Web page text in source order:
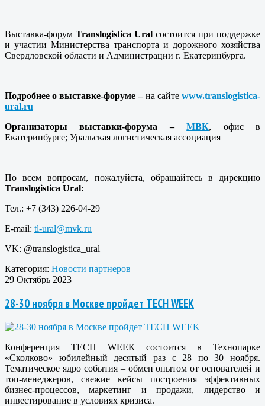
Выставка-форум Translogistica Ural состоится при поддержке
и участии Министерства транспорта и дорожного хозяйства
Свердловской области и Администрации г. Екатеринбурга.
Подробнее о выставке-форуме –на сайтеwww.translogistica-
ural.ru
Организаторы выставки-форума –МВК, офис в
Екатеринбурге; Уральская логистическая ассоциация
По всем вопросам, пожалуйста, обращайтесь в дирекцию
Translogistica Ural:
Тел.: +7 (343) 226-04-29
E-mail: tl-ural@mvk.ru
VK: @translogistica_ural
Категория: Новости партнеров
29 Октябрь 2023
28-30 ноября в Москве пройдет TECH WEEK
Конференция TECH WEEK состоится в Технопарке
«Сколково» юбилейный десятый раз с 28 по 30 ноября.
Тематическое ядро события – обмен опытом от основателей и
топ-менеджеров, свежие кейсы построения эффективных
бизнес-процессов, маркетинг и продажи, лидерство и
инвестирование в условиях кризиса.